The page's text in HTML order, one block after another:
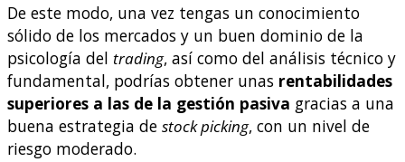
De este modo, una vez tengas un conocimiento
sólido de los mercados y un buen dominio de la
psicología del trading, así como del análisis técnico y
fundamental, podrías obtener unas rentabilidades
superiores a las de la gestión pasiva gracias a una
buena estrategia de stock picking, con un nivel de
riesgo moderado.